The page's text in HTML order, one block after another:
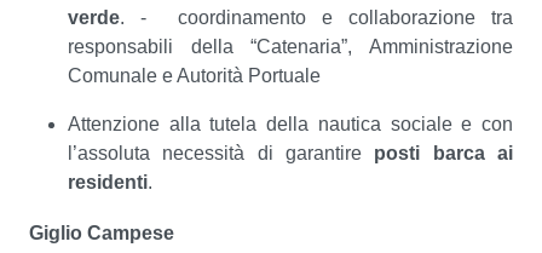
verde. - coordinamento e collaborazione tra
responsabili della “Catenaria”, Amministrazione
Comunale e Autorità Portuale
Attenzione alla tutela della nautica sociale e con
l’assoluta necessità di garantire posti barca ai
residenti.
Giglio Campese